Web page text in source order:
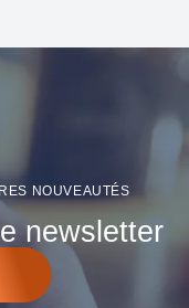
NOUVEAUTÉS
newsletter